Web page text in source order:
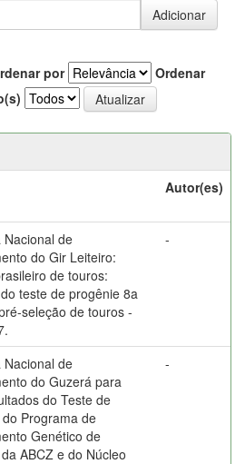
por
Ordenar
Autor(es)
Nacional de
do Gir Leiteiro:
de touros:
teste de progênie 8a
seleção de touros -
-
Nacional de
do Guzerá para
do Teste de
Programa de
Genético de
ABCZ e do Núcleo
-